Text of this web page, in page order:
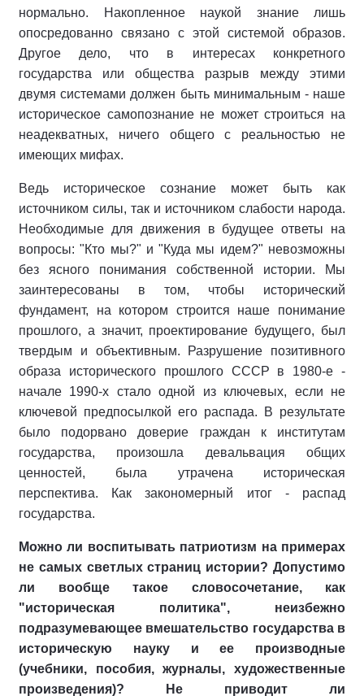
нормально. Накопленное наукой знание лишь
опосредованно связано с этой системой образов.
Другое дело, что в интересах конкретного
государства или общества разрыв между этими
двумя системами должен быть минимальным - наше
историческое самопознание не может строиться на
неадекватных, ничего общего с реальностью не
имеющих мифах.
Ведь историческое сознание может быть как
источником силы, так и источником слабости народа.
Необходимые для движения в будущее ответы на
вопросы: "Кто мы?" и "Куда мы идем?" невозможны
без ясного понимания собственной истории. Мы
заинтересованы в том, чтобы исторический
фундамент, на котором строится наше понимание
прошлого, а значит, проектирование будущего, был
твердым и объективным. Разрушение позитивного
образа исторического прошлого СССР в 1980-е -
начале 1990-х стало одной из ключевых, если не
ключевой предпосылкой его распада. В результате
было подорвано доверие граждан к институтам
государства, произошла девальвация общих
ценностей, была утрачена историческая
перспектива. Как закономерный итог - распад
государства.
Можно ли воспитывать патриотизм на примерах
не самых светлых страниц истории? Допустимо
ли вообще такое словосочетание, как
"историческая политика", неизбежно
подразумевающее вмешательство государства в
историческую науку и ее производные
(учебники, пособия, журналы, художественные
произведения)? Не приводит ли